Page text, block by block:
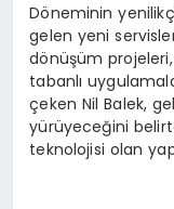
Döneminin
gelen yeni
dönüşüm
tabanlı
çeken Nil Balek,
yürüyeceğini
teknolojisi olan